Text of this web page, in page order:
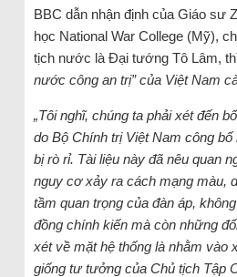
BBC dẫn nhận định của Giáo sư
học National War College (Mỹ),
tịch nước là Đại tướng Tô Lâm,
nước công an trị” của Việt Nam
„Tôi nghĩ, chúng ta phải xét đến
do Bộ Chính trị Việt Nam công bố
bị rò rỉ. Tài liệu này đã nêu quan
nguy cơ xảy ra cách mạng màu,
tầm quan trọng của đàn áp,
đồng chính kiến mà còn những
xét về mặt hệ thống là nhằm vào
giống tư tưởng của Chủ tịch Tập